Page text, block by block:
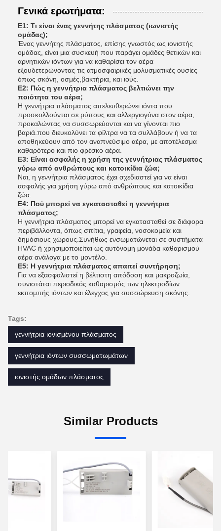
Γενικά ερωτήματα:
Ε1: Τι είναι ένας γεννήτης πλάσματος (ιωνιστής
ομάδας);
Ένας γεννήτης πλάσματος, επίσης γνωστός ως ιονιστής
ομάδας, είναι μια συσκευή που παράγει ομάδες θετικών και
αρνητικών ιόντων για να καθαρίσει τον αέρα
εξουδετερώνοντας τις ατμοσφαιρικές μολυσματικές ουσίες
όπως σκόνη, οσμές,βακτήρια, και ιούς.
Ε2: Πώς η γεννήτρια πλάσματος βελτιώνει την
ποιότητα του αέρα;
Η γεννήτρια πλάσματος απελευθερώνει ιόντα που
προσκολλούνται σε ρύπους και αλλεργιογόνα στον αέρα,
προκαλώντας να συσσωρεύονται και να γίνονται πιο
βαριά.που διευκολύνει τα φίλτρα να τα συλλάβουν ή να τα
αποθηκεύουν από τον αναπνεύσιμο αέρα, με αποτέλεσμα
καθαρότερο και πιο φρέσκο αέρα.
Ε3: Είναι ασφαλής η χρήση της γεννήτριας πλάσματος
γύρω από ανθρώπους και κατοικίδια ζώα;
Ναι, η γεννήτρια πλάσματος έχει σχεδιαστεί για να είναι
ασφαλής για χρήση γύρω από ανθρώπους και κατοικίδια
ζώα.
Ε4: Πού μπορεί να εγκατασταθεί η γεννήτρια
πλάσματος;
Η γεννήτρια πλάσματος μπορεί να εγκατασταθεί σε διάφορα
περιβάλλοντα, όπως σπίτια, γραφεία, νοσοκομεία και
δημόσιους χώρους.Συνήθως ενσωματώνεται σε συστήματα
HVAC ή χρησιμοποιείται ως αυτόνομη μονάδα καθαρισμού
αέρα ανάλογα με το μοντέλο.
Ε5: Η γεννήτρια πλάσματος απαιτεί συντήρηση;
Για να εξασφαλιστεί η βέλτιστη απόδοση και μακροζωία,
συνιστάται περιοδικός καθαρισμός των ηλεκτροδίων
εκπομπής ιόντων και έλεγχος για συσσώρευση σκόνης.
Tags:
γεννήτρια ιονισμένου πλάσματος
γεννήτρια ιόντων συσσωματωμάτων
ιονιστής ομάδων πλάσματος
Similar Products